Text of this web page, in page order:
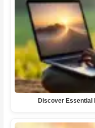
Discover Essential